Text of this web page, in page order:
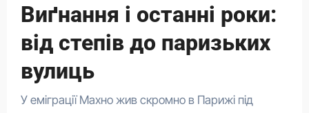
Виґнання і останні роки:
від степів до паризьких
вулиць
У еміграції Махно жив скромно в Парижі під